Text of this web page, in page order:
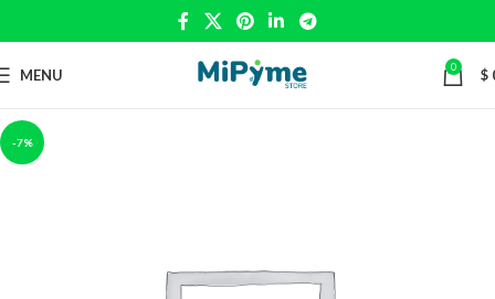
MENU 0 $
-7%